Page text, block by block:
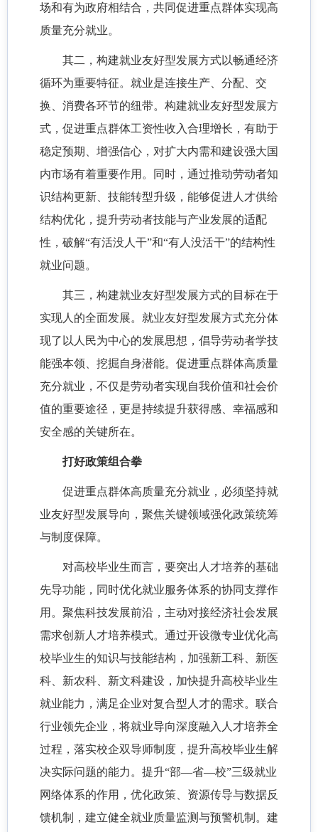
场和有为政府相结合，共同促进重点群体实现高
质量充分就业。
其二，构建就业友好型发展方式以畅通经济
循环为重要特征。就业是连接生产、分配、交
换、消费各环节的纽带。构建就业友好型发展方
式，促进重点群体工资性收入合理增长，有助于
稳定预期、增强信心，对扩大内需和建设强大国
内市场有着重要作用。同时，通过推动劳动者知
识结构更新、技能转型升级，能够促进人才供给
结构优化，提升劳动者技能与产业发展的适配
性，破解“有活没人干”和“有人没活干”的结构性
就业问题。
其三，构建就业友好型发展方式的目标在于
实现人的全面发展。就业友好型发展方式充分体
现了以人民为中心的发展思想，倡导劳动者学技
能强本领、挖掘自身潜能。促进重点群体高质量
充分就业，不仅是劳动者实现自我价值和社会价
值的重要途径，更是持续提升获得感、幸福感和
安全感的关键所在。
打好政策组合拳
促进重点群体高质量充分就业，必须坚持就
业友好型发展导向，聚焦关键领域强化政策统筹
与制度保障。
对高校毕业生而言，要突出人才培养的基础
先导功能，同时优化就业服务体系的协同支撑作
用。聚焦科技发展前沿，主动对接经济社会发展
需求创新人才培养模式。通过开设微专业优化高
校毕业生的知识与技能结构，加强新工科、新医
科、新农科、新文科建设，加快提升高校毕业生
就业能力，满足企业对复合型人才的需求。联合
行业领先企业，将就业导向深度融入人才培养全
过程，落实校企双导师制度，提升高校毕业生解
决实际问题的能力。提升“部—省—校”三级就业
网络体系的作用，优化政策、资源传导与数据反
馈机制，建立健全就业质量监测与预警机制。建